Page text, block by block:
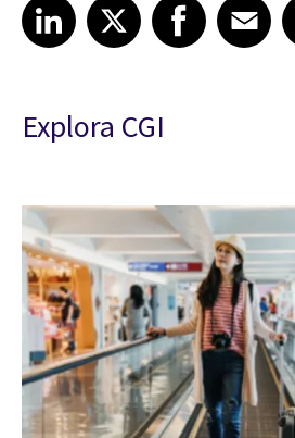
Share article on LinkedIn
LinkedIn
Share article on XShare article on Facebook
Facebook
Share article on
Email
Explora CGI